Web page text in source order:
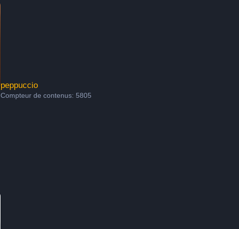
peppuccio
Compteur de contenus: 5805